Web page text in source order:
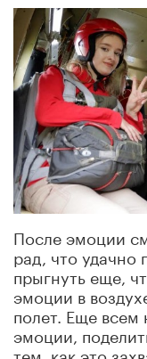
После эмоции
рад, что удачно
прыгнуть еще,
эмоции в
полет. Еще всем
эмоции,
тем, как это